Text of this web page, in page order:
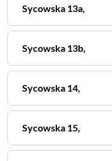
Sycowska 13a,
Sycowska 13b,
Sycowska 14,
Sycowska 15,